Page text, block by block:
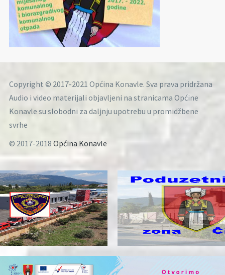
Copyright © 2017-2021 Općina Konavle. Sva prava pridržana
Audio i video materijali objavljeni na stranicama Općine
Konavle su slobodni za daljnju upotrebu u promidžbene
svrhe
© 2017-2018 Općina Konavle